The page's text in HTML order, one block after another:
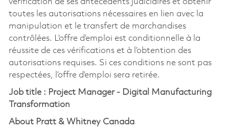
vérification de ses antécédents judiciaires et obtenir
toutes les autorisations nécessaires en lien avec la
manipulation et le transfert de marchandises
contrôlées. L’offre d’emploi est conditionnelle à la
réussite de ces vérifications et à l’obtention des
autorisations requises. Si ces conditions ne sont pas
respectées, l’offre d’emploi sera retirée.
Job title : Project Manager - Digital Manufacturing
Transformation
About Pratt & Whitney Canada